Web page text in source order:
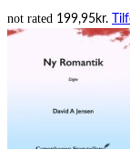
not rated 199,95kr.